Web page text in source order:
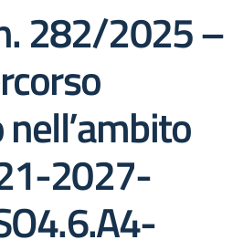
282/2025 –
2027-